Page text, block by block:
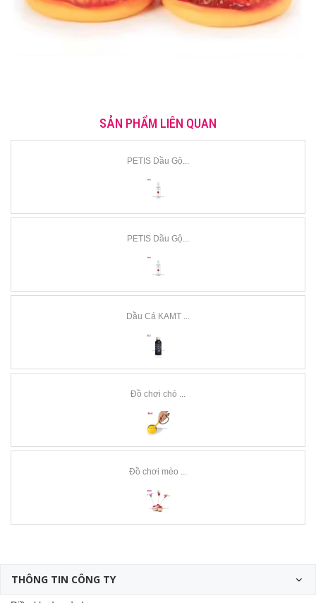
SẢN PHẨM LIÊN QUAN
PETIS Dầu Gộ...
PETIS Dầu Gộ...
Dầu Cá KAMT ...
Đồ chơi chó ...
Đồ chơi mèo ...
THÔNG TIN CÔNG TY